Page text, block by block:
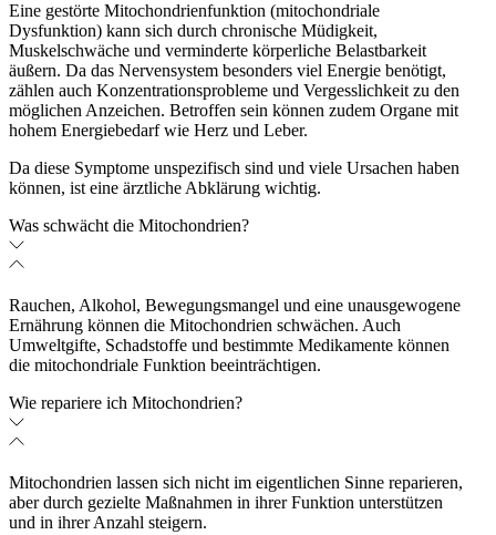
Eine gestörte Mitochondrienfunktion (mitochondriale
Dysfunktion) kann sich durch chronische Müdigkeit,
Muskelschwäche und verminderte körperliche Belastbarkeit
äußern. Da das Nervensystem besonders viel Energie benötigt,
zählen auch Konzentrationsprobleme und Vergesslichkeit zu den
möglichen Anzeichen. Betroffen sein können zudem Organe mit
hohem Energiebedarf wie Herz und Leber.
Da diese Symptome unspezifisch sind und viele Ursachen haben
können, ist eine ärztliche Abklärung wichtig.
Was schwächt die Mitochondrien?
Rauchen, Alkohol, Bewegungsmangel und eine unausgewogene
Ernährung können die Mitochondrien schwächen. Auch
Umweltgifte, Schadstoffe und bestimmte Medikamente können
die mitochondriale Funktion beeinträchtigen.
Wie repariere ich Mitochondrien?
Mitochondrien lassen sich nicht im eigentlichen Sinne reparieren,
aber durch gezielte Maßnahmen in ihrer Funktion unterstützen
und in ihrer Anzahl steigern.